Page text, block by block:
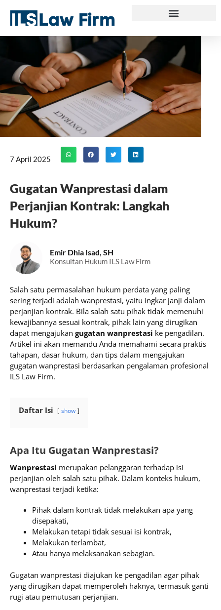
content
7 April 2025
Gugatan Wanprestasi dalam
Perjanjian Kontrak: Langkah
Hukum?
Emir Dhia Isad, SH
Konsultan Hukum ILS Law Firm
Salah satu permasalahan hukum perdata yang paling
sering terjadi adalah wanprestasi, yaitu ingkar janji dalam
perjanjian kontrak. Bila salah satu pihak tidak memenuhi
kewajibannya sesuai kontrak, pihak lain yang dirugikan
dapat mengajukan gugatan wanprestasi ke pengadilan.
Artikel ini akan memandu Anda memahami secara praktis
tahapan, dasar hukum, dan tips dalam mengajukan
gugatan wanprestasi berdasarkan pengalaman profesional
ILS Law Firm.
Daftar Isi show
Apa Itu Gugatan Wanprestasi?
Wanprestasi merupakan pelanggaran terhadap isi
perjanjian oleh salah satu pihak. Dalam konteks hukum,
wanprestasi terjadi ketika:
Pihak dalam kontrak tidak melakukan apa yang
disepakati,
Melakukan tetapi tidak sesuai isi kontrak,
Melakukan terlambat,
Atau hanya melaksanakan sebagian.
Gugatan wanprestasi diajukan ke pengadilan agar pihak
yang dirugikan dapat memperoleh haknya, termasuk ganti
rugi atau pemutusan perjanjian.